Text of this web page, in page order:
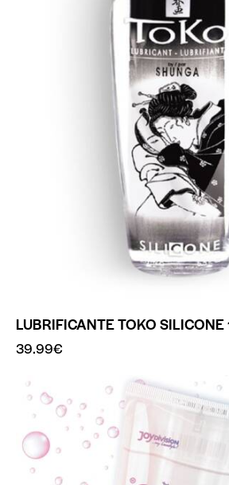
LUBRIFICANTE TOKO
39.99€